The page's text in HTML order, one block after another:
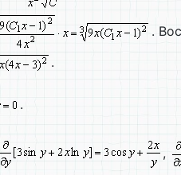
.
.
.
,